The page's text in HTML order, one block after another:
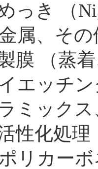
っき （
属、そ
膜 （蒸
エッチン
ミック
性化処理
リカー